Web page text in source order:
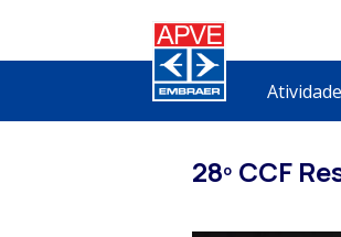
28º CCF